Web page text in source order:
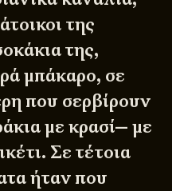
της
της,
μπάκαρο, σε
που σερβίρουν
με κρασί— με
Σε τέτοια
ήταν που